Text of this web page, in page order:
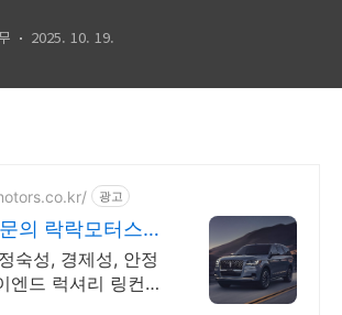
2025. 10. 19.
광고
의 락락모터스
의A/S센터운영
숙성, 경제성, 안정
엔드 럭셔리 링컨